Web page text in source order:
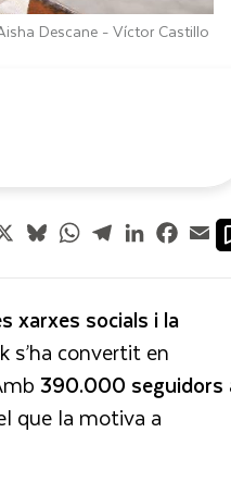
Descane -Víctor Castillo
X BlueskyWhatsApp
TelegramLinkedIn
xarxes socials i la
s’ha convertit en
390.000 seguidors
que la motiva a